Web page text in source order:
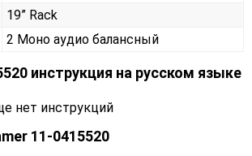
19” Rack
2 Моно аудио балансный
инструкция на русском языке
нет инструкций
11-0415520